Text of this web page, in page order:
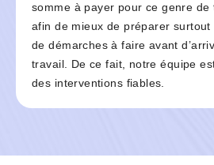
somme à payer pour ce genre
afin de mieux de préparer surtout
de démarches à faire avant
travail. De ce fait, notre équipe
des interventions fiables.